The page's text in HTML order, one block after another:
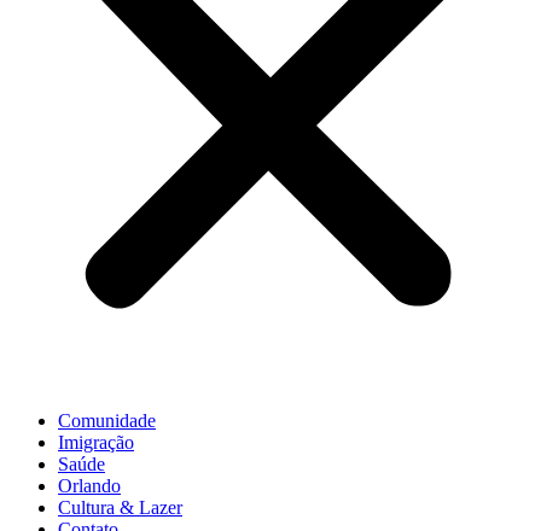
Comunidade
Imigração
Saúde
Orlando
Cultura & Lazer